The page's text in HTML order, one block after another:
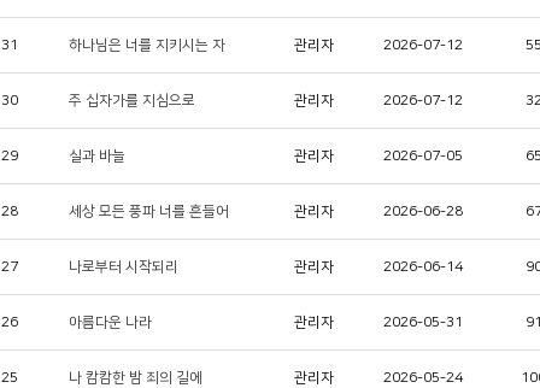
하나님은 너를 지키시는 자 관리자 2026-07-12 55
주 십자가를 지심으로 관리자 2026-07-12
실과 바늘 관리자 2026-07-05 65
세상 모든 풍파 너를 흔들어 관리자 2026-06-28
나로부터 시작되리 관리자 2026-06-14
아름다운 나라 관리자 2026-05-31 91
나 캄캄한 밤 죄의 길에 관리자 2026-05-24